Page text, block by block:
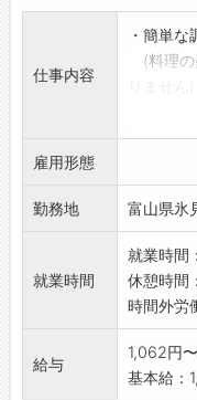
仕事内容
・簡単な
(料理の
・立ち
**
【変
務】
雇用形態
勤務地 富山県氷
就業時間
就業時間
休憩時間
時間外労
給与
1,062円
基本給：